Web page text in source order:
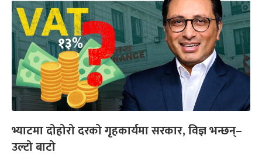
भ्याटमा दोहोरो दरको गृहकार्यमा सरकार, विज्ञ भन्छन्–
उल्टो बाटो